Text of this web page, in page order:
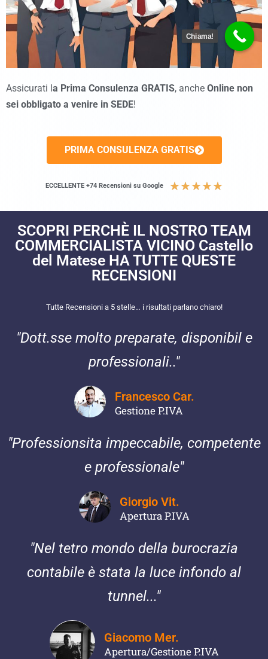
Assicurati la Prima Consulenza GRATIS, anche Online non
sei obbligato a venire in SEDE!
PRIMA CONSULENZA GRATIS
ECCELLENTE +74 Recensioni su Google ★★★★★
SCOPRI PERCHÈ IL NOSTRO TEAM
COMMERCIALISTA VICINO Castello
del Matese HA TUTTE QUESTE
RECENSIONI​
Tutte Recensioni a 5 stelle… i risultati parlano chiaro!
"Dott.sse molto preparate, disponibil e
professionali.."
Francesco Car.
Gestione P.IVA
"Professionsita impeccabile, competente
e professionale"
Giorgio Vit.
Apertura P.IVA
"Nel tetro mondo della burocrazia
contabile è stata la luce infondo al
tunnel..."
Giacomo Mer.
Apertura/Gestione P.IVA
Chiama!